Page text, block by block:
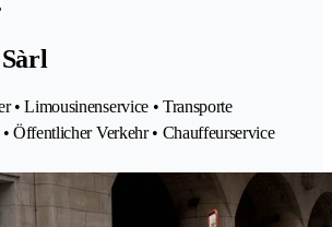
• Limousinenservice • Transporte
Öffentlicher Verkehr • Chauffeurservice